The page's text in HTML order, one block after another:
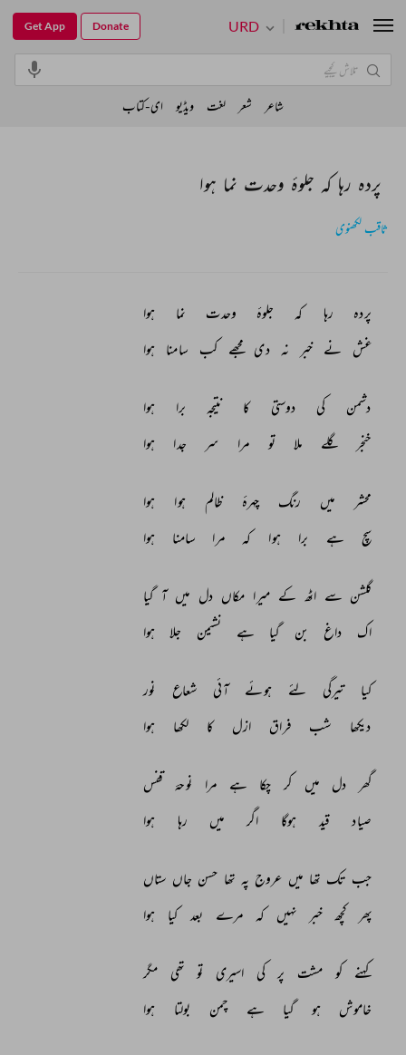
پردہ رہا کہ جلوۂ وحدت نما ہوا
ثاقب لکھنوی
پردہ رہا کہ جلوۂ وحدت نما
ہوا
غش
نے خبر نہ دی مجھے کب سامنا ہوا
دشمن کی دوستی کا نتیجہ برا
ہوا
خنجر
گلے ملا تو مرا سر جدا ہوا
محشر میں رنگ چہرۂ ظالم ہوا
ہوا
سچ
ہے برا ہوا کہ مرا سامنا ہوا
گلشن سے اٹھ کے میرا مکاں دل میں آ گیا
اک
داغ بن گیا ہے نشیمن جلا ہوا
کیا تیرگی لئے ہوئے آئی شعاع
نور
دیکھا
شب فراق ازل کا لکھا ہوا
گھر دل میں کر چکا ہے مرا نوحۂ
قفس
صیاد
قید ہوگا اگر میں رہا ہوا
جب تک تھا میں عروج پہ تھا حسن جاں ستاں
پھر
کچھ خبر نہیں کہ مرے بعد کیا ہوا
کہنے کو مشت پر کی اسیری تو تھی
مگر
خاموش
ہو گیا ہے چمن بولتا ہوا
URD
Get App Donate
شاعر شعر لغت ویڈیو ای-کتاب